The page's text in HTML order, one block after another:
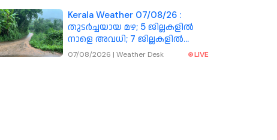
Kerala Weather 07/08/26 :
തുടർച്ചയായ മഴ; 5 ജില്ലകളിൽ
നാളെ അവധി; 7 ജില്ലകളിൽ
നാളെ ഓറഞ്ച് അലർട്ട്
07/08/2026 | Weather Desk LIVE